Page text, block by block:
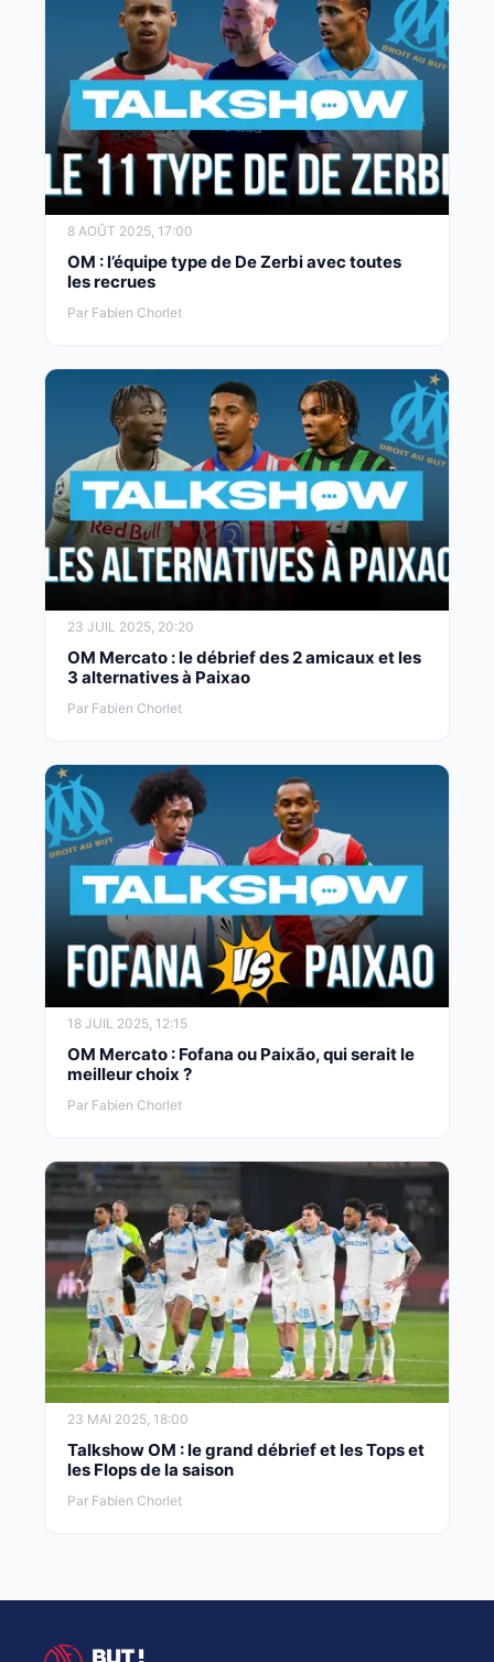
8 AOÛT 2025, 17:00
OM : l’équipe type de De Zerbi avec toutes
les recrues
Par Fabien Chorlet
23 JUIL 2025, 20:20
OM Mercato : le débrief des 2 amicaux et les
3 alternatives à Paixao
Par Fabien Chorlet
18 JUIL 2025, 12:15
OM Mercato : Fofana ou Paixão, qui serait le
meilleur choix ?
Par Fabien Chorlet
23 MAI 2025, 18:00
Talkshow OM : le grand débrief et les Tops et
les Flops de la saison
Par Fabien Chorlet